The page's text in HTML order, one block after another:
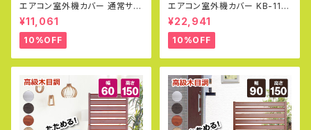
エアコン室外機カバー 通常サイ
ズ アルミ製 カラバリ グッドデザ
イン賞 おしゃれ エコキュート 雨
雪 冬 寒冷地 日除け エアコンカ
バー エクステリア 室外機ラック
白 DIY KB-90
¥11,061
10%OFF
エアコン室外機カバー KB-114
グッドデザイン賞受賞 アルミ 木
目調 室外機 日よけ 直射日光 D
IY エコキュート アルマックス 土
日出荷OK
¥22,941
10%OFF